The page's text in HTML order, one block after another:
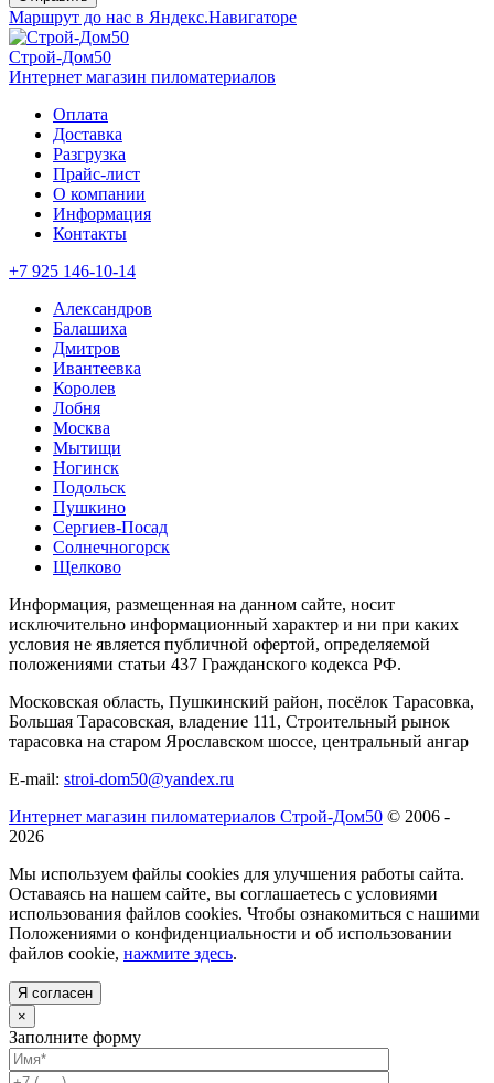
Маршрут до нас в Яндекс.Навигаторе
Строй-Дом50
Интернет магазин пиломатериалов
Оплата
Доставка
Разгрузка
Прайс-лист
О компании
Информация
Контакты
+7 925 146-10-14
Александров
Балашиха
Дмитров
Ивантеевка
Королев
Лобня
Москва
Мытищи
Ногинск
Подольск
Пушкино
Сергиев-Посад
Солнечногорск
Щелково
Информация, размещенная на данном сайте, носит
исключительно информационный характер и ни при каких
условия не является публичной офертой, определяемой
положениями статьи 437 Гражданского кодекса РФ.
Московская область, Пушкинский район, посёлок Тарасовка,
Большая Тарасовская, владение 111, Строительный рынок
тарасовка на старом Ярославском шоссе, центральный ангар
E-mail: stroi-dom50@yandex.ru
Интернет магазин пиломатериалов Строй-Дом50 © 2006 -
2026
Мы используем файлы cookies для улучшения работы сайта.
Оставаясь на нашем сайте, вы соглашаетесь с условиями
использования файлов cookies. Чтобы ознакомиться с нашими
Положениями о конфиденциальности и об использовании
файлов cookie, нажмите здесь.
Я согласен
×
Заполните форму